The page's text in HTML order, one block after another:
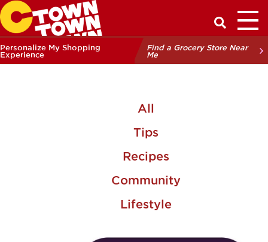
Have a
Personalize My Shopping
Experience
Find a Grocery Store Near
Me
All
Tips
Recipes
Community
Lifestyle